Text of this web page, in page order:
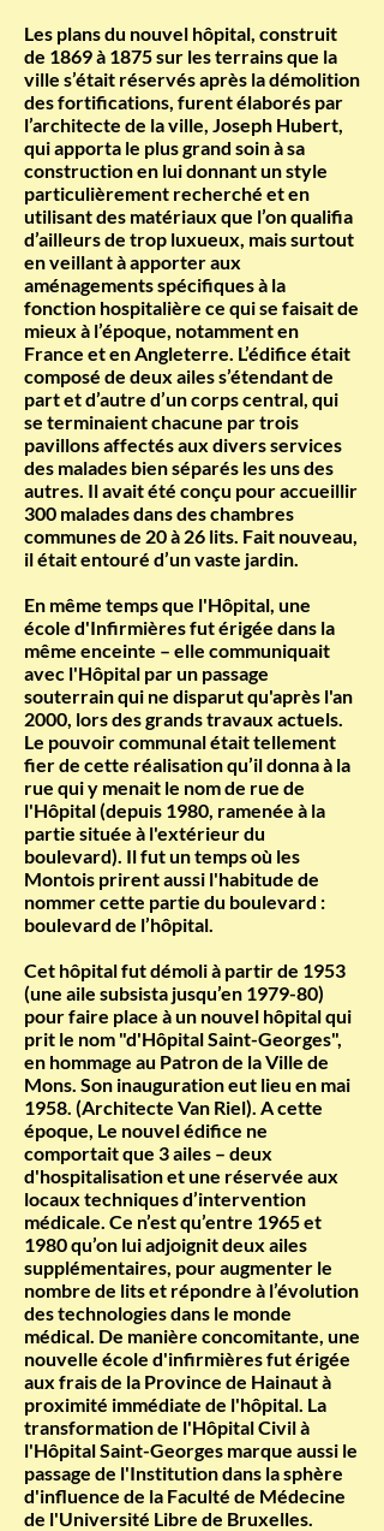
Les plans du nouvel hôpital, construit
de 1869 à 1875 sur les terrains que la
ville s’était réservés après la démolition
des fortifications, furent élaborés par
l’architecte de la ville, Joseph Hubert,
qui apporta le plus grand soin à sa
construction en lui donnant un style
particulièrement recherché et en
utilisant des matériaux que l’on qualifia
d’ailleurs de trop luxueux, mais surtout
en veillant à apporter aux
aménagements spécifiques à la
fonction hospitalière ce qui se faisait de
mieux à l’époque, notamment en
France et en Angleterre. L’édifice était
composé de deux ailes s’étendant de
part et d’autre d’un corps central, qui
se terminaient chacune par trois
pavillons affectés aux divers services
des malades bien séparés les uns des
autres. Il avait été conçu pour accueillir
300 malades dans des chambres
communes de 20 à 26 lits. Fait nouveau,
il était entouré d’un vaste jardin.
En même temps que l'Hôpital, une
école d'Infirmières fut érigée dans la
même enceinte – elle communiquait
avec l'Hôpital par un passage
souterrain qui ne disparut qu'après l'an
2000, lors des grands travaux actuels.
Le pouvoir communal était tellement
fier de cette réalisation qu’il donna à la
rue qui y menait le nom de rue de
l'Hôpital (depuis 1980, ramenée à la
partie située à l'extérieur du
boulevard). Il fut un temps où les
Montois prirent aussi l'habitude de
nommer cette partie du boulevard :
boulevard de l’hôpital.
Cet hôpital fut démoli à partir de 1953
(une aile subsista jusqu’en 1979-80)
pour faire place à un nouvel hôpital qui
prit le nom "d'Hôpital Saint-Georges",
en hommage au Patron de la Ville de
Mons. Son inauguration eut lieu en mai
1958. (Architecte Van Riel). A cette
époque, Le nouvel édifice ne
comportait que 3 ailes – deux
d'hospitalisation et une réservée aux
locaux techniques d’intervention
médicale. Ce n’est qu’entre 1965 et
1980 qu’on lui adjoignit deux ailes
supplémentaires, pour augmenter le
nombre de lits et répondre à l’évolution
des technologies dans le monde
médical. De manière concomitante, une
nouvelle école d'infirmières fut érigée
aux frais de la Province de Hainaut à
proximité immédiate de l'hôpital. La
transformation de l'Hôpital Civil à
l'Hôpital Saint-Georges marque aussi le
passage de l'Institution dans la sphère
d'influence de la Faculté de Médecine
de l'Université Libre de Bruxelles.